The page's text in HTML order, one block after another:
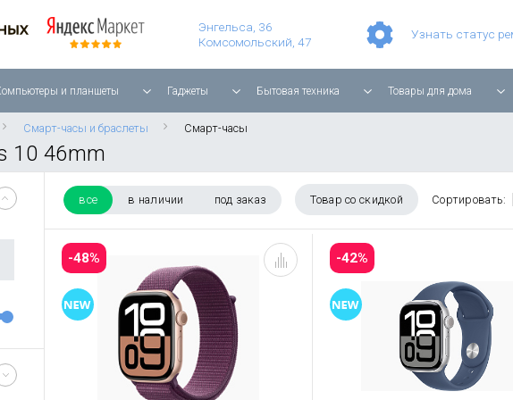
Энгельса, 36
Комсомольский, 47
Узнать статус
и планшеты Гаджеты Бытовая техника Товары для дома
Смарт-часы и браслеты Смарт-часы
10 46mm
все в наличии под заказ Товар со скидкой Сортировать:
-48% -42%